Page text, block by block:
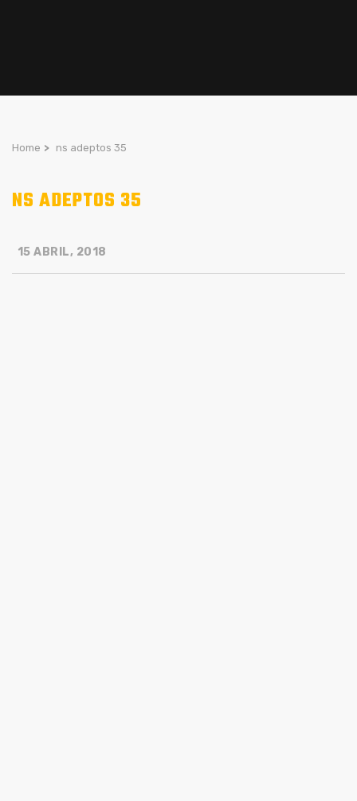
Home > ns adeptos 35
NS ADEPTOS 35
15 ABRIL, 2018